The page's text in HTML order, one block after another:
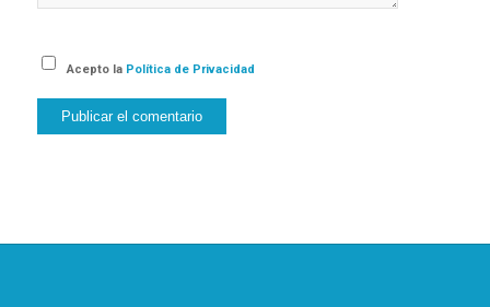
Acepto la Política de Privacidad